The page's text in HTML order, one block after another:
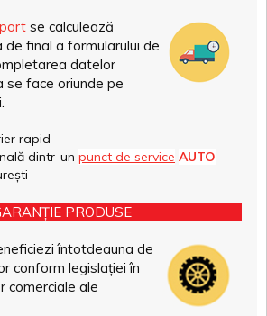
se calculează
final a formularului de
datelor
se face oriunde pe
rapid
dintr-un punct de service AUTO
PRODUSE
întotdeauna de
conform legislației în
comerciale ale